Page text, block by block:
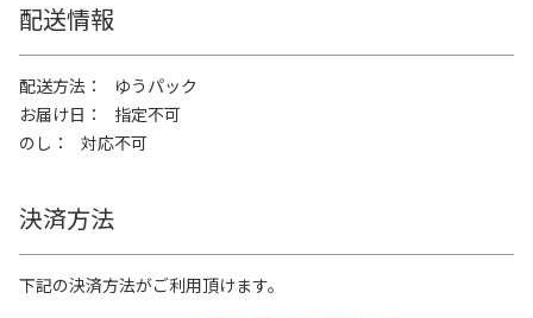
配送情報
配送方法
ゆうパック
お届け日
指定不可
のし
対応不可
決済方法
下記の決済方法がご利用頂けます。